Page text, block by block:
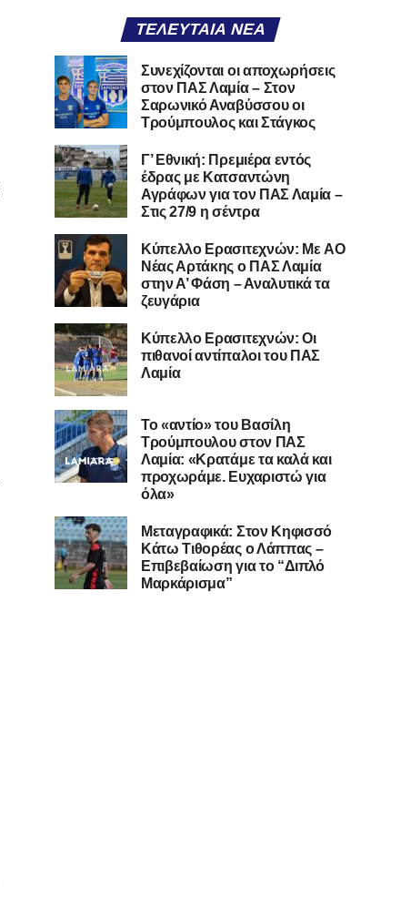
ΤΕΛΕΥΤΑΊΑ ΝΈΑ
Συνεχίζονται οι αποχωρήσεις
στον ΠΑΣ Λαμία – Στον
Σαρωνικό Αναβύσσου οι
Τρούμπουλος και Στάγκος
Γ’ Εθνική: Πρεμιέρα εντός
έδρας με Κατσαντώνη
Αγράφων για τον ΠΑΣ Λαμία –
Στις 27/9 η σέντρα
Kύπελλο Ερασιτεχνών: Με AO
Nέας Αρτάκης ο ΠΑΣ Λαμία
στην Α’ Φάση – Αναλυτικά τα
ζευγάρια
Κύπελλο Ερασιτεχνών: Οι
πιθανοί αντίπαλοι του ΠΑΣ
Λαμία
Το «αντίο» του Βασίλη
Τρούμπουλου στον ΠΑΣ
Λαμία: «Κρατάμε τα καλά και
προχωράμε. Ευχαριστώ για
όλα»
Μεταγραφικά: Στον Κηφισσό
Κάτω Τιθορέας ο Λάππας –
Επιβεβαίωση για το “Διπλό
Μαρκάρισμα”